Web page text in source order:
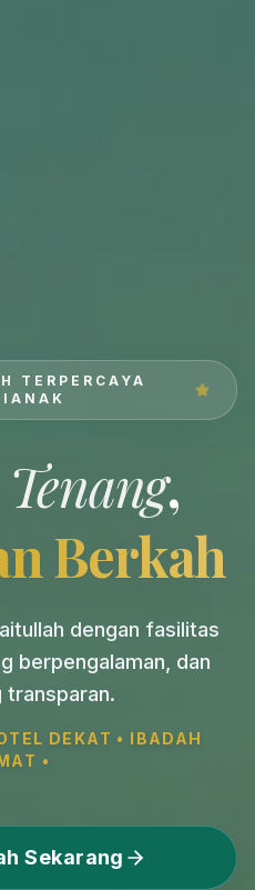
TERPERCAYA
Tenang,
Berkah
dengan fasilitas
berpengalaman, dan
transparan.
DEKAT • IBADAH
•
Sekarang